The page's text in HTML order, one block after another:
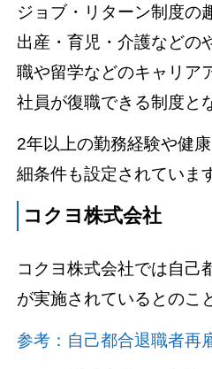
ジョブ・リターン制度の
出産・育児・介護などの
職や留学などのキャリア
社員が復職できる制度と
2年以上の勤務経験や健
細条件も設定されていま
コクヨ株式会社
コクヨ株式会社では自己
が実施されているとのこ
参考：自己都合退職者再